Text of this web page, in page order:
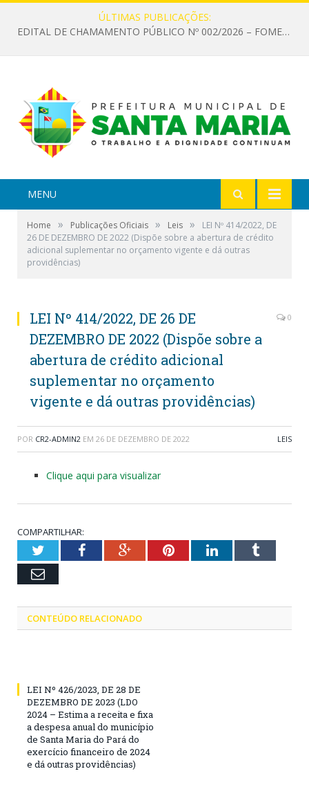
ÚLTIMAS PUBLICAÇÕES:
EDITAL DE CHAMAMENTO PÚBLICO Nº 002/2026 – FOMENTO À EXECUÇÃO DE AÇÕES CULTURAIS
MENU
Home » Publicações Oficiais » Leis »
LEI Nº 414/2022, DE
26 DE DEZEMBRO DE 2022 (Dispõe sobre a abertura de crédito
adicional suplementar no orçamento vigente e dá outras
providências)
LEI Nº 414/2022, DE 26 DE
DEZEMBRO DE 2022 (Dispõe sobre a
abertura de crédito adicional
suplementar no orçamento
vigente e dá outras providências)
0
POR CR2-ADMIN2 EM 26 DE DEZEMBRO DE 2022 LEIS
Clique aqui para visualizar
COMPARTILHAR:
TwitterFacebookGoogle+PinterestLinkedInTumblr
Email
CONTEÚDO RELACIONADO
LEI Nº 426/2023, DE 28 DE
DEZEMBRO DE 2023 (LDO
2024 – Estima a receita e fixa
a despesa anual do município
de Santa Maria do Pará do
exercício financeiro de 2024
e dá outras providências)